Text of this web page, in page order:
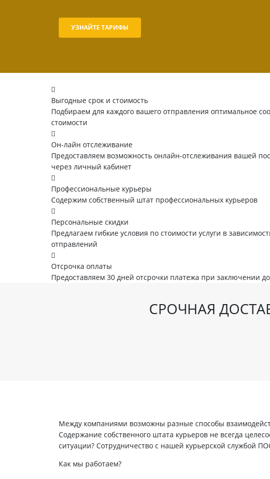
УЗНАЙТЕ ТАРИФЫ
Выгодные срок и стоимость
Подбираем для каждого вашего отправления оптимальное
стоимости
Он-лайн отслеживание
Предоставляем возможность онлайн-отслеживания вашей
через личный кабинет
Профессиональные курьеры
Содержим собственный штат профессиональных курьеров
Персональные скидки
Предлагаем гибкие условия по стоимости услуги в
отправлений
Отсрочка оплаты
Предоставляем 30 дней отсрочки платежа при заключении
СРОЧНАЯ
Между компаниями возможны разные способы
Содержание собственного штата курьеров не всегда
ситуации? Сотрудничество с нашей курьерской службой
Как мы работаем?